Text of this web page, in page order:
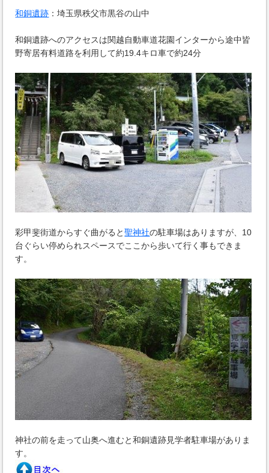
和銅遺跡 ：埼玉県秩父市黒谷の山中
和銅遺跡へのアクセスは関越自動車道花園インターから途中皆
野寄居有料道路を利用して約19.4キロ車で約24分
彩甲斐街道からすぐ曲がると聖神社の駐車場はありますが、10
台ぐらい停められスペースでここから歩いて行く事もできま
す。
神社の前を走って山奥へ進むと和銅遺跡見学者駐車場がありま
す。